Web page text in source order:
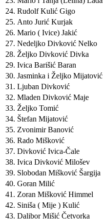
24. Rudolf Kulić Gigo
25. Anto Jurić Kurjak
26. Mario ( Ivice) Jakić
27. Nedeljko Divković Nelko
28. Željko Divković Divka
29. Ivica Barišić Baran
30. Jasminka i Željko Mijatović
31. Ljuban Divković
32. Mladen Divković Maje
33. Željko Tomić
34. Štefan Mijatović
35. Zvonimir Banović
36. Rado Mišković
37. Divković Ivica-Čale
38. Ivica Divković Milošev
39. Slobodan Mišković Šargija
40. Goran Milić
41. Zoran Mišković Himmel
42. Siniša ( Mije ) Kulić
43. Dalibor Mišić Četvorka